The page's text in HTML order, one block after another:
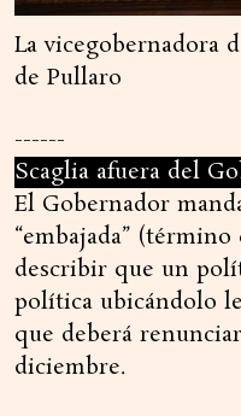
La vicegobernadora
de Pullaro
------
Scaglia afuera del
El Gobernador
“embajada”
describir que un
política ubicándolo
que deberá
diciembre.